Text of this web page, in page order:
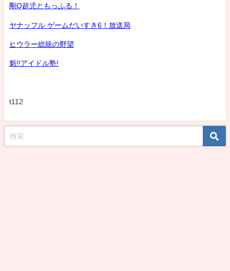
剛Q超児ともっふる！
ヤナッフル ゲームだいすき6！放送局
ヒウラー総統の野望
魁!!アイドル塾!
t112